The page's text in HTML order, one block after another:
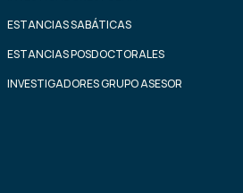
ESTANCIAS SABÁTICAS
ESTANCIAS POSDOCTORALES
INVESTIGADORES GRUPO ASESOR